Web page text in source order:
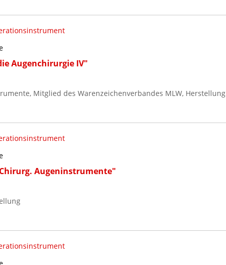
Augenchirurgie IV"
Mitglied des Warenzeichenverbandes MLW, Herstellung
Augeninstrumente"